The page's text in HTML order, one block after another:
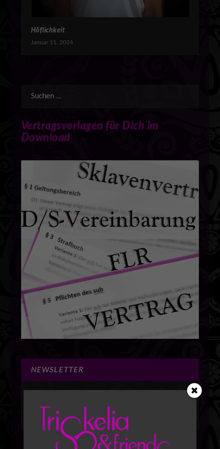
Höflichkeit
Januar 11, 2024
Vertragsvorlagen für Dich im
Download
NEWSLETTER
Alles gleich hier in den NEWS4Friends:
zum Newsletter anmelden.